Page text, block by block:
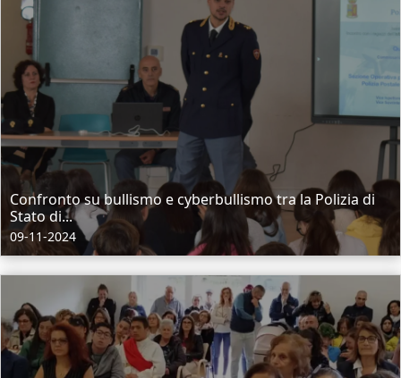
Confronto su bullismo e cyberbullismo tra la Polizia di
Stato di...
09-11-2024